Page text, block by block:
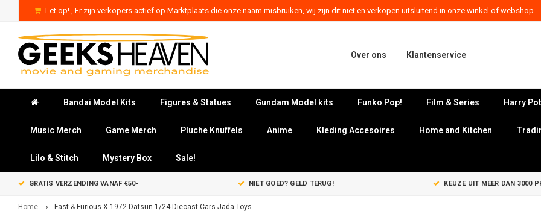
Let op! , Er zijn verkopers actief op Marktplaats die onze naam misbruiken, wij zijn dit niet en verkopen uitsluitend in onze winkel of webshop.
Over ons Klantenservice
Bandai Model Kits Figures & Statues Gundam Model kits Funko Pop! Film & Series Harry
Music Merch Game Merch Pluche Knuffels Anime Kleding Accesoires Home and Kitchen
Lilo & Stitch Mystery Box Sale!
GRATIS VERZENDING VANAF €50- NIET GOED? GELD TERUG! KEUZE UIT MEER DAN 3000
Home Fast & Furious X 1972 Datsun 1/24 Diecast Cars Jada Toys